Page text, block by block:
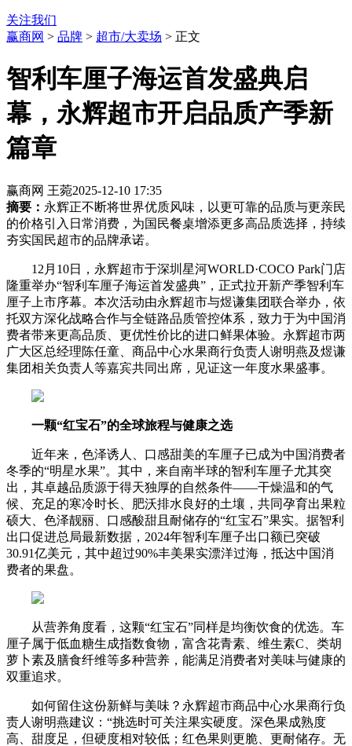
关注我们
赢商网 > 品牌 > 超市/大卖场 > 正文
智利车厘子海运首发盛典启
幕，永辉超市开启品质产季新
篇章
赢商网 王菀2025-12-10 17:35
摘要： 永辉正不断将世界优质风味，以更可靠的品质与更亲民
的价格引入日常消费，为国民餐桌增添更多高品质选择，持续
夯实国民超市的品牌承诺。
12月10日，永辉超市于深圳星河WORLD·COCO Park门店
隆重举办“智利车厘子海运首发盛典”，正式拉开新产季智利车
厘子上市序幕。本次活动由永辉超市与煜谦集团联合举办，依
托双方深化战略合作与全链路品质管控体系，致力于为中国消
费者带来更高品质、更优性价比的进口鲜果体验。永辉超市两
广大区总经理陈任童、商品中心水果商行负责人谢明燕及煜谦
集团相关负责人等嘉宾共同出席，见证这一年度水果盛事。
一颗“红宝石”的全球旅程与健康之选
近年来，色泽诱人、口感甜美的车厘子已成为中国消费者
冬季的“明星水果”。其中，来自南半球的智利车厘子尤其突
出，其卓越品质源于得天独厚的自然条件——干燥温和的气
候、充足的寒冷时长、肥沃排水良好的土壤，共同孕育出果粒
硕大、色泽靓丽、口感酸甜且耐储存的“红宝石”果实。据智利
出口促进总局最新数据，2024年智利车厘子出口额已突破
30.91亿美元，其中超过90%丰美果实漂洋过海，抵达中国消
费者的果盘。
从营养角度看，这颗“红宝石”同样是均衡饮食的优选。车
厘子属于低血糖生成指数食物，富含花青素、维生素C、类胡
萝卜素及膳食纤维等多种营养，能满足消费者对美味与健康的
双重追求。
如何留住这份新鲜与美味？永辉超市商品中心水果商行负
责人谢明燕建议：“挑选时可关注果实硬度。深色果成熟度
高、甜度足，但硬度相对较低；红色果则更脆、更耐储存。无